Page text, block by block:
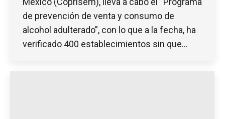
de prevención de venta y consumo de
alcohol adulterado”, con lo que a la fecha, ha
verificado 400 establecimientos sin que…